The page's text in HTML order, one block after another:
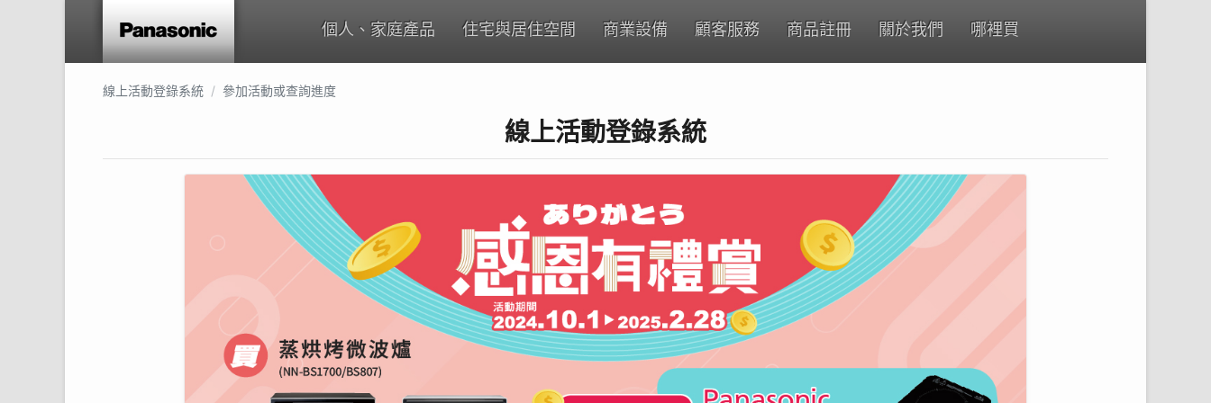
個人、家庭產品 住宅與居住空間 商業設備 顧客服務 商品註冊 關於我們 哪裡買
線上活動登錄系統 參加活動或查詢進度
線上活動登錄系統